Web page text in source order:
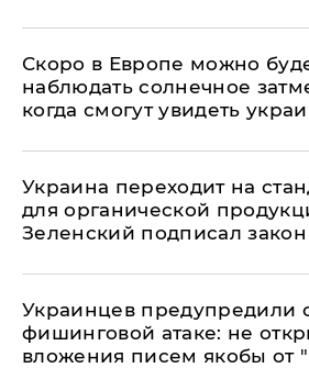
Скоро в Европе можно
наблюдать солнечное
когда смогут увидеть
Украина переходит на
для органической
Зеленский подписал закон
Украинцев предупредили
фишинговой атаке: не
вложения писем якобы от